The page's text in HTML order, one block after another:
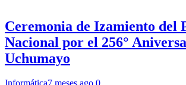
Ceremonia de Izamiento del
Nacional por el 256°
Uchumayo